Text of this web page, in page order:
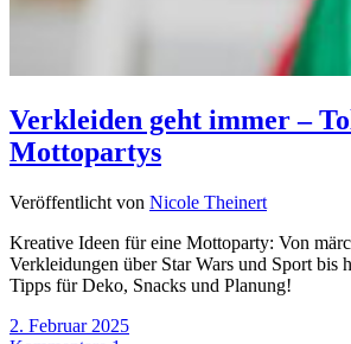
Verkleiden geht immer –
Mottopartys
Veröffentlicht von Nicole Theinert
Kreative Ideen für eine Mottoparty: Von
Verkleidungen über Star Wars und Sport bis
Tipps für Deko, Snacks und Planung!
2. Februar 2025